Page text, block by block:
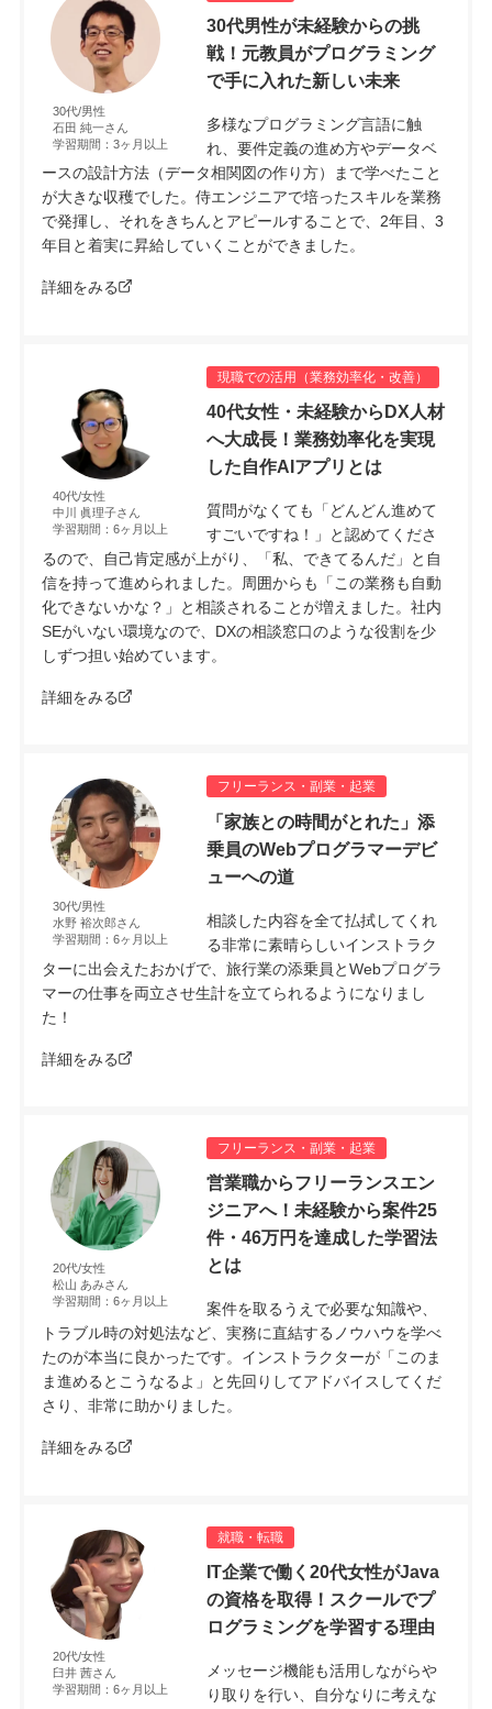
30代/男性
石田 純一さん
学習期間：3ヶ月以上
30代男性が未経験からの挑
戦！元教員がプログラミング
で手に入れた新しい未来
多様なプログラミング言語に触
れ、要件定義の進め方やデータベ
ースの設計方法（データ相関図の作り方）まで学べたこと
が大きな収穫でした。侍エンジニアで培ったスキルを業務
で発揮し、それをきちんとアピールすることで、2年目、3
年目と着実に昇給していくことができました。
詳細をみる
現職での活用（業務効率化・改善）
40代/女性
中川 眞理子さん
学習期間：6ヶ月以上
40代女性・未経験からDX人材
へ大成長！業務効率化を実現
した自作AIアプリとは
質問がなくても「どんどん進めて
すごいですね！」と認めてくださ
るので、自己肯定感が上がり、「私、できてるんだ」と自
信を持って進められました。周囲からも「この業務も自動
化できないかな？」と相談されることが増えました。社内
SEがいない環境なので、DXの相談窓口のような役割を少
しずつ担い始めています。
詳細をみる
フリーランス・副業・起業
30代/男性
水野 裕次郎さん
学習期間：6ヶ月以上
「家族との時間がとれた」添
乗員のWebプログラマーデビ
ューへの道
相談した内容を全て払拭してくれ
る非常に素晴らしいインストラク
ターに出会えたおかげで、旅行業の添乗員とWebプログラ
マーの仕事を両立させ生計を立てられるようになりまし
た！
詳細をみる
フリーランス・副業・起業
20代/女性
松山 あみさん
学習期間：6ヶ月以上
営業職からフリーランスエン
ジニアへ！未経験から案件25
件・46万円を達成した学習法
とは
案件を取るうえで必要な知識や、
トラブル時の対処法など、実務に直結するノウハウを学べ
たのが本当に良かったです。インストラクターが「このま
ま進めるとこうなるよ」と先回りしてアドバイスしてくだ
さり、非常に助かりました。
詳細をみる
就職・転職
20代/女性
臼井 茜さん
学習期間：6ヶ月以上
IT企業で働く20代女性がJava
の資格を取得！スクールでプ
ログラミングを学習する理由
メッセージ機能も活用しながらや
り取りを行い、自分なりに考えな